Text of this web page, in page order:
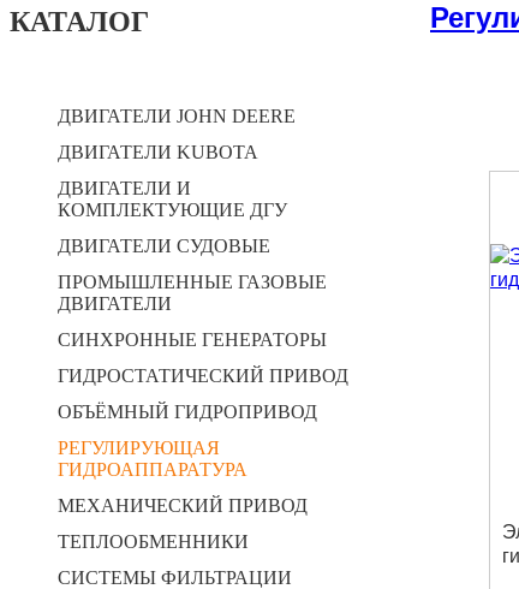
КАТАЛОГ
ДВИГАТЕЛИ JOHN DEERE
ДВИГАТЕЛИ KUBOTA
ДВИГАТЕЛИ И
КОМПЛЕКТУЮЩИЕ ДГУ
ДВИГАТЕЛИ СУДОВЫЕ
ПРОМЫШЛЕННЫЕ ГАЗОВЫЕ
ДВИГАТЕЛИ
СИНХРОННЫЕ ГЕНЕРАТОРЫ
ГИДРОСТАТИЧЕСКИЙ ПРИВОД
ОБЪЁМНЫЙ ГИДРОПРИВОД
РЕГУЛИРУЮЩАЯ
ГИДРОАППАРАТУРА
МЕХАНИЧЕСКИЙ ПРИВОД
ТЕПЛООБМЕННИКИ
СИСТЕМЫ ФИЛЬТРАЦИИ